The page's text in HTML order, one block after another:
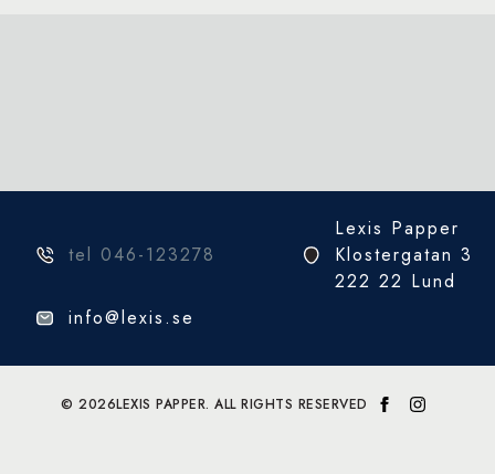
tel 046-123278
Lexis Papper
Klostergatan 3
222 22 Lund
info@lexis.se
© 2026LEXIS PAPPER. ALL RIGHTS RESERVED